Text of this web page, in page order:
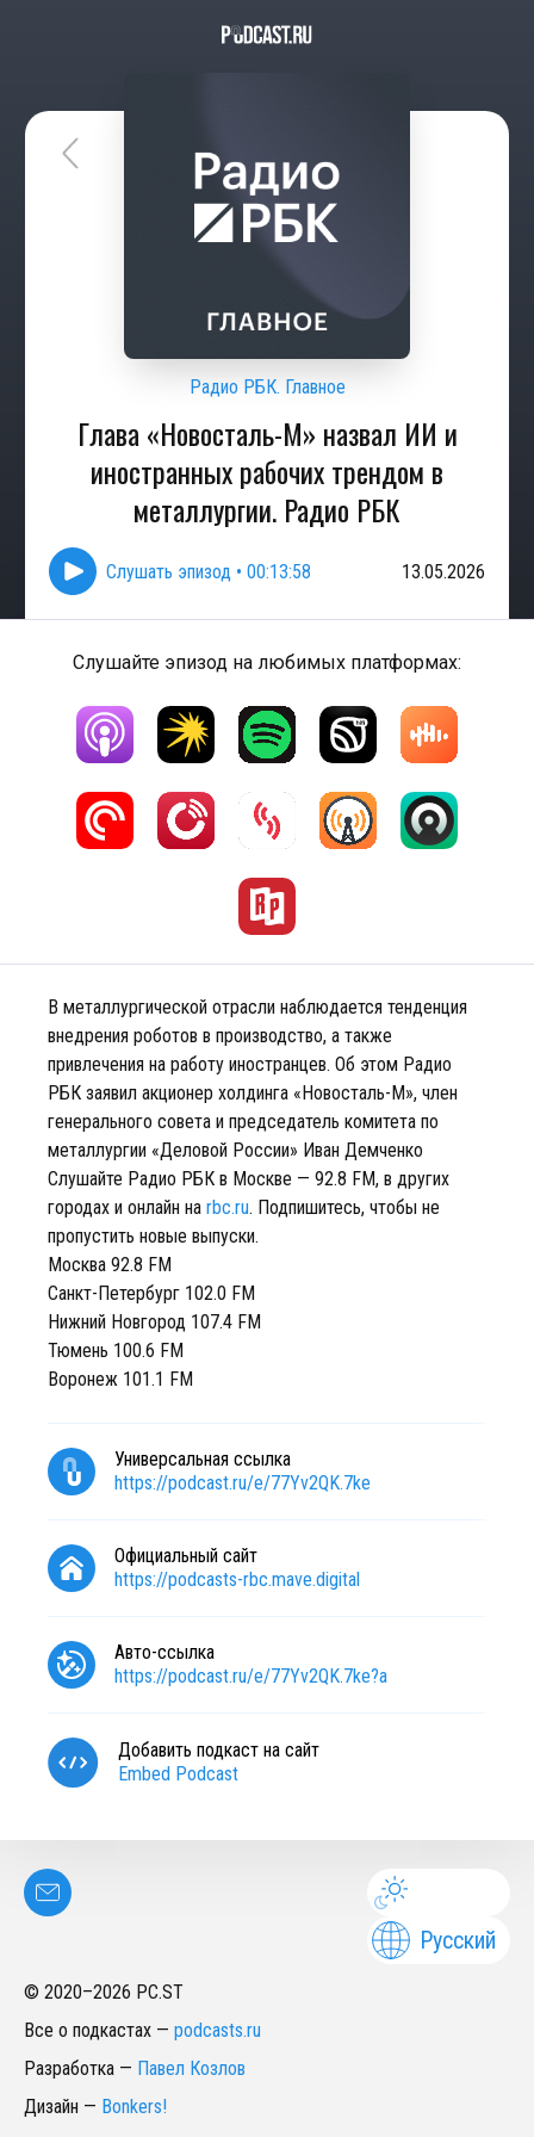
Радио РБК. Главное
Глава «Новосталь-М» назвал ИИ и
иностранных рабочих трендом в
металлургии. Радио РБК
Слушать эпизод • 00:13:58 13.05.2026
Слушайте эпизод на любимых платформах:
В металлургической отрасли наблюдается тенденция
внедрения роботов в производство, а также
привлечения на работу иностранцев. Об этом Радио
РБК заявил акционер холдинга «Новосталь-М», член
генерального совета и председатель комитета по
металлургии «Деловой России» Иван Демченко
Слушайте Радио РБК в Москве — 92.8 FM, в других
городах и онлайн на rbc.ru. Подпишитесь, чтобы не
пропустить новые выпуски.
Москва 92.8 FM
Санкт-Петербург 102.0 FM
Нижний Новгород 107.4 FM
Тюмень 100.6 FM
Воронеж 101.1 FM
Универсальная ссылка
https://podcast.ru/e/77Yv2QK.7ke
Официальный сайт
https://podcasts-rbc.mave.digital
Авто-ссылка
https://podcast.ru/e/77Yv2QK.7ke?a
Добавить подкаст на сайт
Embed Podcast
Русский
© 2020–2026 PC.ST
Все о подкастах — podcasts.ru
Разработка — Павел Козлов
Дизайн — Bonkers!